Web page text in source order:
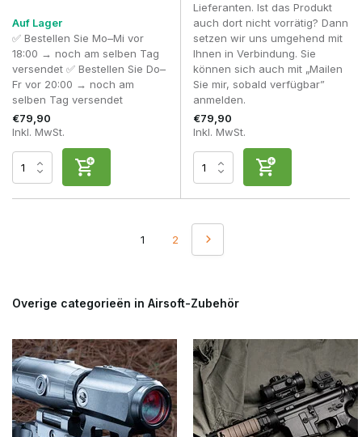
Auf Lager
✅ Bestellen Sie Mo–Mi vor
18:00 → noch am selben Tag
versendet ✅ Bestellen Sie Do–
Fr vor 20:00 → noch am
selben Tag versendet
€79,90
Inkl. MwSt.
Lieferanten. Ist das Produkt
auch dort nicht vorrätig? Dann
setzen wir uns umgehend mit
Ihnen in Verbindung. Sie
können sich auch mit „Mailen
Sie mir, sobald verfügbar”
anmelden.
€79,90
Inkl. MwSt.
1 2
Overige categorieën in Airsoft-Zubehör